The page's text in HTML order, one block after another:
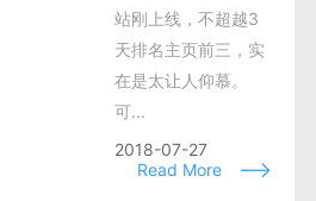
站刚上线，不超越3
天排名主页前三，实
在是太让人仰慕。
可...
2018-07-27
Read More